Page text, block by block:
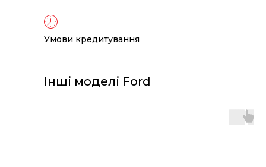
Умови кредитування
Інші моделі Ford